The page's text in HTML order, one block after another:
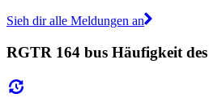
Sieh dir alle Meldungen an
RGTR 164 bus Häufigkeit des